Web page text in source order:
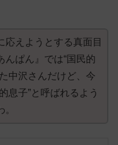
応えようとする真面目
んぱん』では“国民的
中沢さんだけど、今
息子”と呼ばれるよう